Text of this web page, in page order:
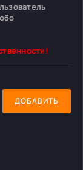
ДОБАВИТЬ